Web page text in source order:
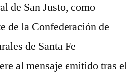
de San Justo, como
de la Confederación de
de Santa Fe
al mensaje emitido tras el